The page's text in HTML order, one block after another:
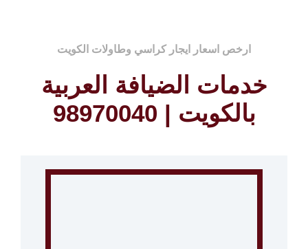
ارخص اسعار ايجار كراسي وطاولات الكويت
خدمات الضيافة العربية
بالكويت | 98970040